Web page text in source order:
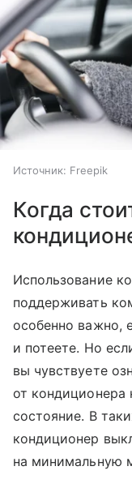
Источник: Freepik
Когда
Использование
поддерживать
особенно важно,
и потеете. Но
вы чувствуете
от кондиционера
состояние. В
кондиционер
на минимальную